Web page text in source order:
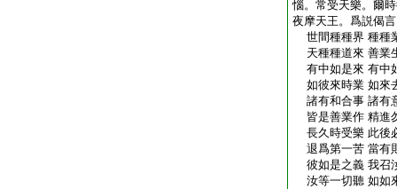
惱。常受天樂。爾
夜摩天王。爲説偈言
世間種種界 種種
天種種道來 善業
有中如是來 有中
如彼來時業 如來
諸有和合事 諸有
皆是善業作 精進
長久時受樂 此後
退爲第一苦 當有
彼如是之義 我召
汝等一切聽 如如